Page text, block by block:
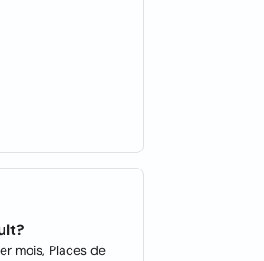
mois, Places de